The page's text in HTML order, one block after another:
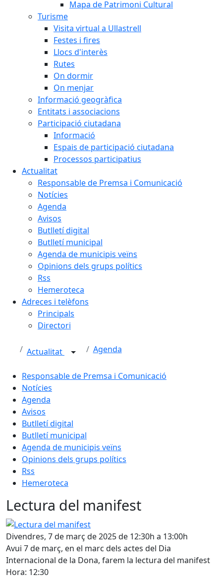
Mapa de Patrimoni Cultural
Turisme
Visita virtual a Ullastrell
Festes i fires
Llocs d'interès
Rutes
On dormir
On menjar
Informació geogràfica
Entitats i associacions
Participació ciutadana
Informació
Espais de participació ciutadana
Processos participatius
Actualitat
Responsable de Premsa i Comunicació
Notícies
Agenda
Avisos
Butlletí digital
Butlletí municipal
Agenda de municipis veïns
Opinions dels grups polítics
Rss
Hemeroteca
Adreces i telèfons
Principals
Directori
Actualitat Agenda
Responsable de Premsa i Comunicació
Notícies
Agenda
Avisos
Butlletí digital
Butlletí municipal
Agenda de municipis veïns
Opinions dels grups polítics
Rss
Hemeroteca
Lectura del manifest
Lectura del manifest
Divendres, 7 de març de 2025 de 12:30h a 13:00h
Avui 7 de març, en el marc dels actes del Dia
Internacional de la Dona, farem la lectura del manifest
Hora: 12:30